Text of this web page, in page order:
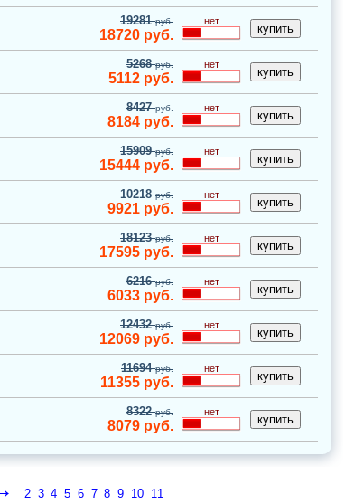
19281руб.
18720 руб.
нет
5268руб.
5112 руб.
нет
8427руб.
8184 руб.
нет
15909руб.
15444 руб.
нет
10218руб.
9921 руб.
нет
18123руб.
17595 руб.
нет
6216руб.
6033 руб.
нет
12432руб.
12069 руб.
нет
11694руб.
11355 руб.
нет
8322руб.
8079 руб.
нет
2 3 4 5 6 7 8 9 10 11